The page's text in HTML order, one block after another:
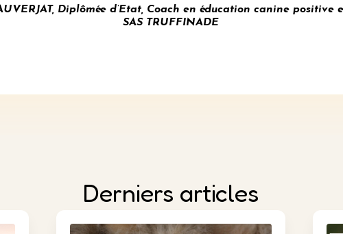
Diplômée d’Etat, Coach en éducation canine positive
SAS TRUFFINADE
Derniers articles